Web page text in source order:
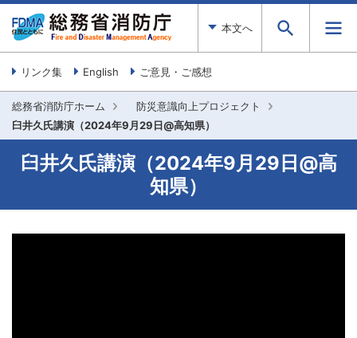
本文へ
リンク集 English ご意見・ご感想
総務省消防庁ホーム
防災意識向上プロジェクト
臼井久氏講演（2024年9月29日@高知県）
臼井久氏講演（2024年9月29日@高
知県）